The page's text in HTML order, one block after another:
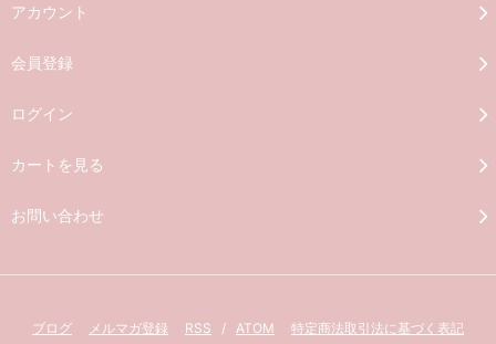
アカウント
会員登録
ログイン
カートを見る
お問い合わせ
ブログ メルマガ登録 RSS / ATOM 特定商法取引法に基づく表記